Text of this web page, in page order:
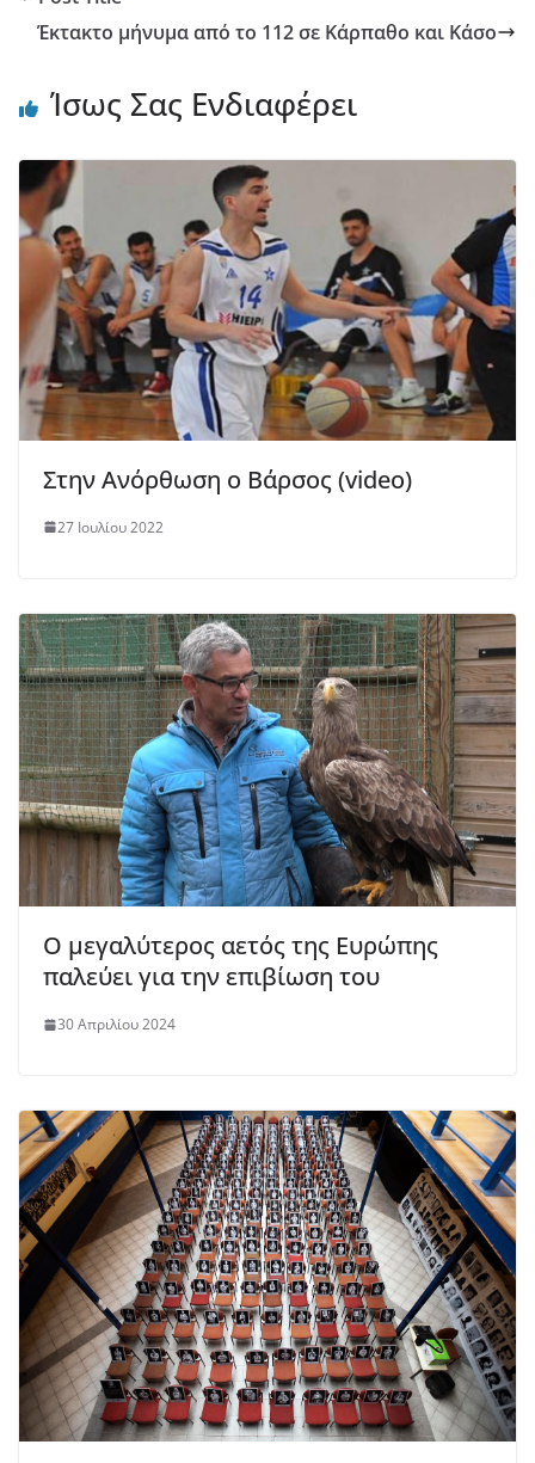
Έκτακτο μήνυμα από το 112 σε Κάρπαθο και Κάσο
Ίσως Σας Ενδιαφέρει
Στην Ανόρθωση ο Βάρσος (video)
27 Ιουλίου 2022
O μεγαλύτερος αετός της Ευρώπης
παλεύει για την επιβίωση του
30 Απριλίου 2024